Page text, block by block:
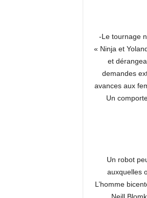
-Le tournage
« Ninja et
et
demandes
avances aux
Un
Un robot
auxquelles
L’homme
Neill